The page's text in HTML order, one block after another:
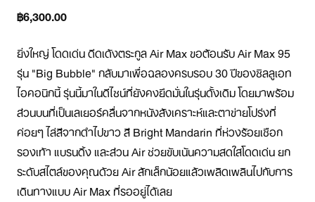
฿6,300.00
ยิ่งใหญ่ โดดเด่น ดีดเด้งตระกูล Air Max ขอต้อนรับ Air Max 95
รุ่น "Big Bubble" กลับมาเพื่อฉลองครบรอบ 30 ปีของซิลลูเอท
ไอคอนิกนี้ รุ่นนี้มาในดีไซน์ที่ยังคงยึดมั่นในรุ่นดั้งเดิม โดยมาพร้อม
ส่วนบนที่เป็นเลเยอร์คลื่นจากหนังสังเคราะห์และตาข่ายโปร่งที่
ค่อยๆ ไล่สีจากดำไปขาว สี Bright Mandarin ที่ห่วงร้อยเชือก
รองเท้า แบรนดิ้ง และส่วน Air ช่วยขับเน้นความสดใสโดดเด่น ยก
ระดับสไตล์ของคุณด้วย Air สักเล็กน้อยแล้วเพลิดเพลินไปกับการ
เดินทางแบบ Air Max ที่รออยู่ได้เลย